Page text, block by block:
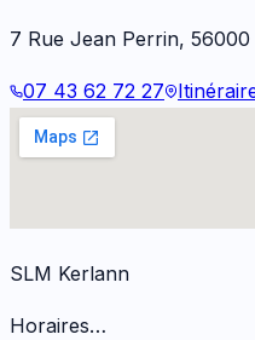
7 Rue Jean Perrin, 56000
07 43 62 72 27
SLM Kerlann
Horaires…